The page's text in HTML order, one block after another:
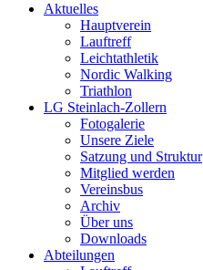
Aktuelles
Hauptverein
Lauftreff
Leichtathletik
Nordic Walking
Triathlon
LG Steinlach-Zollern
Fotogalerie
Unsere Ziele
Satzung und Struktur
Mitglied werden
Vereinsbus
Archiv
Über uns
Downloads
Abteilungen